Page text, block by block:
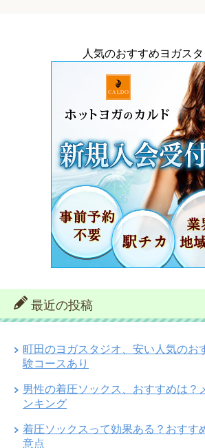
人気のおすすめヨガス
最近の投稿
町田のヨガスタジオ、安い人気のお
験コースあり
男性の着圧ソックス、おすすめは？
ンキング
着圧ソックスって効果ある？おすす
意点